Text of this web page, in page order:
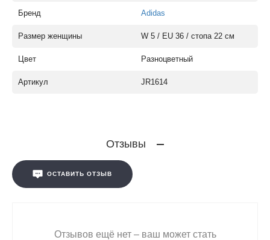
Бренд Adidas
Размер женщины W 5 / EU 36 / стопа 22 см
Цвет Разноцветный
Артикул JR1614
Отзывы
ОСТАВИТЬ ОТЗЫВ
Отзывов ещё нет – ваш может стать